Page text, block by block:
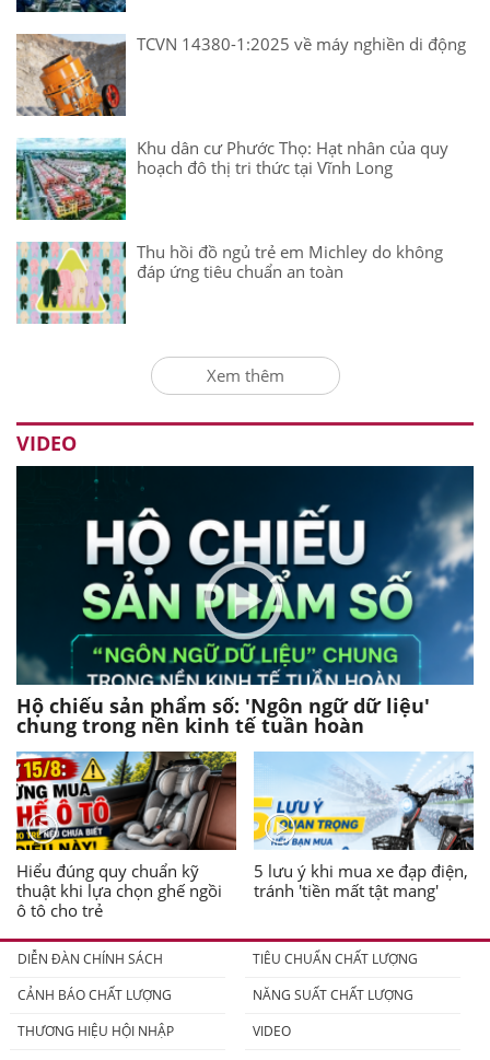
TCVN 14380-1:2025 về máy nghiền di động
Khu dân cư Phước Thọ: Hạt nhân của quy
hoạch đô thị tri thức tại Vĩnh Long
Thu hồi đồ ngủ trẻ em Michley do không
đáp ứng tiêu chuẩn an toàn
Xem thêm
VIDEO
Hộ chiếu sản phẩm số: 'Ngôn ngữ dữ liệu'
chung trong nền kinh tế tuần hoàn
Hiểu đúng quy chuẩn kỹ
thuật khi lựa chọn ghế ngồi
ô tô cho trẻ
5 lưu ý khi mua xe đạp điện,
tránh 'tiền mất tật mang'
DIỄN ĐÀN CHÍNH SÁCH
TIÊU CHUẨN CHẤT LƯỢNG
CẢNH BÁO CHẤT LƯỢNG
NĂNG SUẤT CHẤT LƯỢNG
THƯƠNG HIỆU HỘI NHẬP
VIDEO